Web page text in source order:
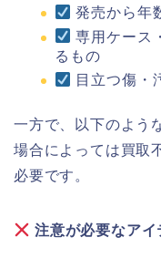
発売から年
専用ケース
るもの
目立つ傷・
一方で、以下のよう
場合によっては買取
必要です。
注意が必要なアイ